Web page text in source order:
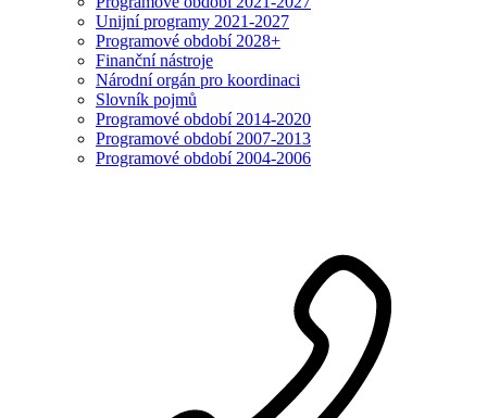
Unijní programy 2021-2027
Programové období 2028+
Finanční nástroje
Národní orgán pro koordinaci
Slovník pojmů
Programové období 2014-2020
Programové období 2007-2013
Programové období 2004-2006